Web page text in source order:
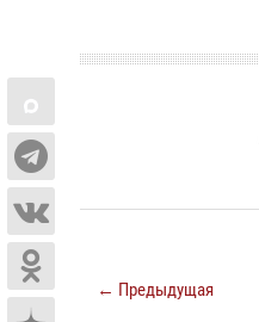
← Предыдущая